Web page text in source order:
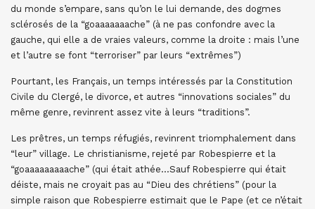
du monde s’empare, sans qu’on le lui demande, des dogmes
sclérosés de la “goaaaaaaache” (à ne pas confondre avec la
gauche, qui elle a de vraies valeurs, comme la droite : mais l’une
et l’autre se font “terroriser” par leurs “extrêmes”)
Pourtant, les Français, un temps intéressés par la Constitution
Civile du Clergé, le divorce, et autres “innovations sociales” du
même genre, revinrent assez vite à leurs “traditions”.
Les prêtres, un temps réfugiés, revinrent triomphalement dans
“leur” village. Le christianisme, rejeté par Robespierre et la
“goaaaaaaaaache” (qui était athée…Sauf Robespierre qui était
déiste, mais ne croyait pas au “Dieu des chrétiens” (pour la
simple raison que Robespierre estimait que le Pape (et ce n’était